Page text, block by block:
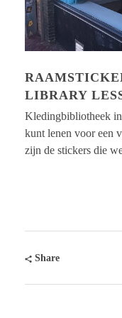
LIBRARY
Kledingbibliotheek
kunt lenen voor een
zijn de stickers die
Share